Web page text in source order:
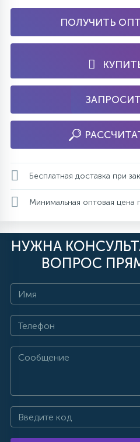
ПОЛУЧИТЬ
Бесплатная доставка при
Минимальная оптовая цена
НУЖНА
ВОПРОС